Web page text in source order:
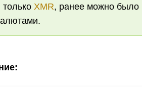
толькоXMR, ранее можно было